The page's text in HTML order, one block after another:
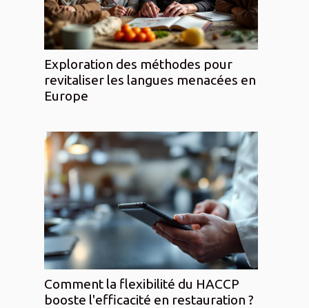
Exploration des méthodes pour
revitaliser les langues menacées en
Europe
Comment la flexibilité du HACCP
booste l'efficacité en restauration ?